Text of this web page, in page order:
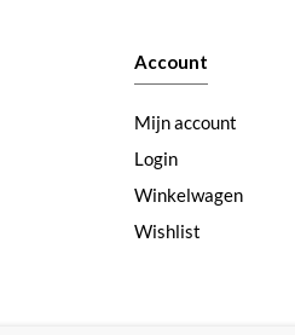
Account
Mijn account
Login
Winkelwagen
Wishlist